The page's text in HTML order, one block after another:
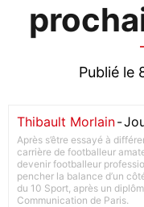
Publié le
Thibault Morlain-
Après s’être essayé à
carrière de footballeur
devenir footballeur
pencher la balance d’un
du 10 Sport, après un
Communication de Paris.